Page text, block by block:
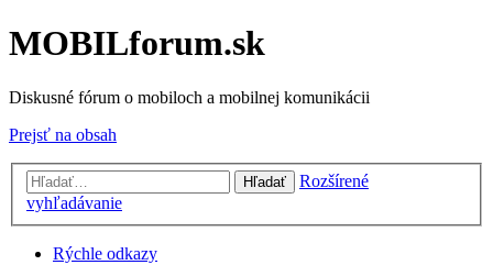
MOBILforum.sk
Diskusné fórum o mobiloch a mobilnej komunikácii
Prejsť na obsah
Hľadať
Rozšírené
vyhľadávanie
Rýchle odkazy